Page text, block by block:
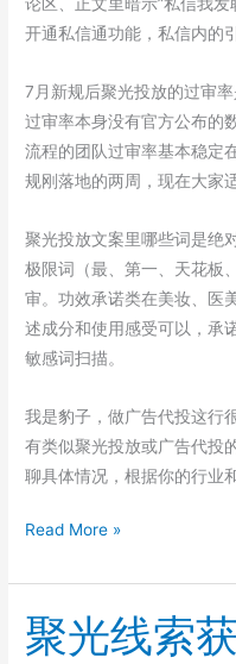
开通私信通功能，私信内的
7月新规后聚光投放的过审
过审率本身没有官方公布的
流程的团队过审率基本稳定
规刚落地的两周，现在大家
聚光投放文案里哪些词是绝
极限词（最、第一、天花板
审。功效承诺类在美妆、医
述成分和使用感受可以，承
敏感词扫描。
我是豹子，做广告代投这行
有类似聚光投放或广告代投
聊具体情况，根据你的行业
代
放
手
如
Read More »
聚光线索